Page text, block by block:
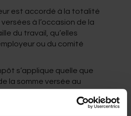
est accordé à la totalité
à l’occasion de la
du travail, qu’elles
ou du comité
s’applique quelle que
la somme versée au
indemnités ou encore